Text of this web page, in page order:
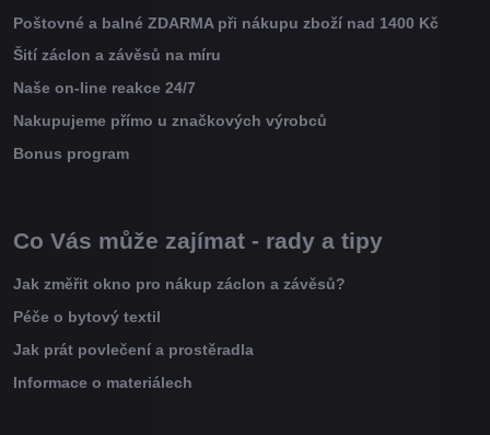
Poštovné a balné ZDARMA při nákupu zboží nad 1400 Kč
Šití záclon a závěsů na míru
Naše on-line reakce 24/7
Nakupujeme přímo u značkových výrobců
Bonus program
Co Vás může zajímat - rady a tipy
Jak změřit okno pro nákup záclon a závěsů?
Péče o bytový textil
Jak prát povlečení a prostěradla
Informace o materiálech